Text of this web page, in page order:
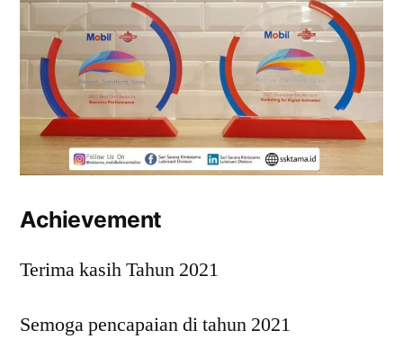
Achievement
Terima kasih Tahun 2021
Semoga pencapaian di tahun 2021